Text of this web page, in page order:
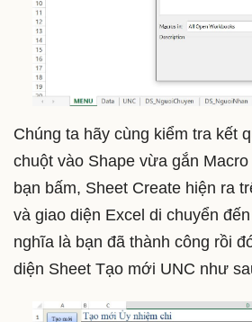
Chúng ta hãy cùng kiểm tra kết
chuột vào Shape vừa gắn
bạn bấm, Sheet Create hiện ra
và giao diện Excel di chuyển
nghĩa là bạn đã thành công rồi
diện Sheet Tạo mới UNC như